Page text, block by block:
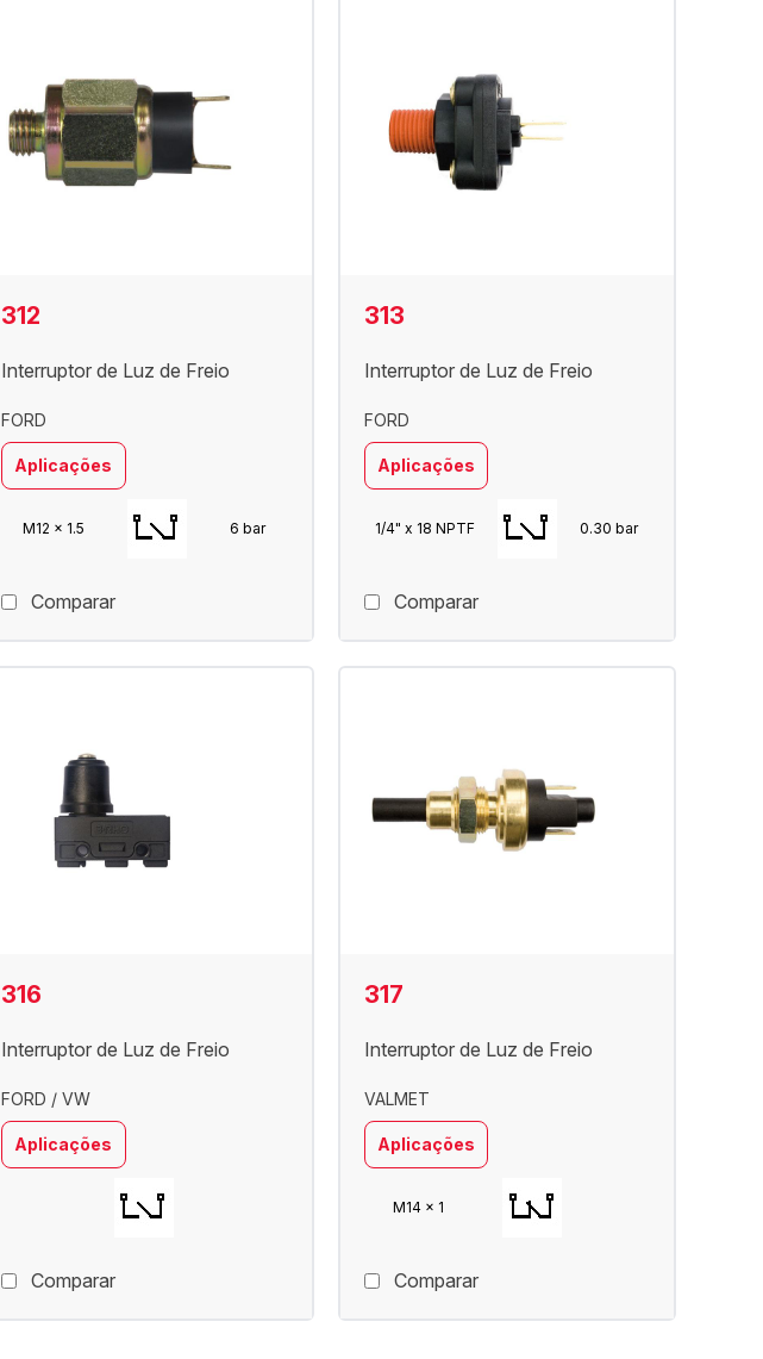
312
Interruptor de Luz de Freio
FORD
Aplicações
M12 x 1.5 6 bar
Comparar
313
Interruptor de Luz de Freio
FORD
Aplicações
1/4" x 18 NPTF 0.30 bar
Comparar
316
Interruptor de Luz de Freio
FORD / VW
Aplicações
Comparar
317
Interruptor de Luz de Freio
VALMET
Aplicações
M14 x 1
Comparar